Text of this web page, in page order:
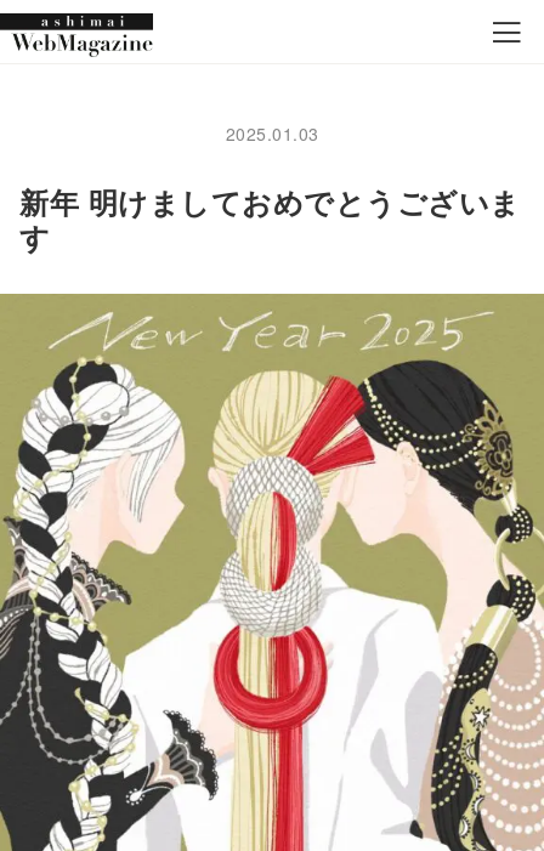
2025.01.03
新年 明けましておめでとうございま
す